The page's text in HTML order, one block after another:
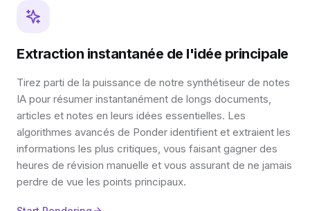
Extraction instantanée de l'idée principale
Tirez parti de la puissance de notre synthétiseur de notes
IA pour résumer instantanément de longs documents,
articles et notes en leurs idées essentielles. Les
algorithmes avancés de Ponder identifient et extraient les
informations les plus critiques, vous faisant gagner des
heures de révision manuelle et vous assurant de ne jamais
perdre de vue les points principaux.